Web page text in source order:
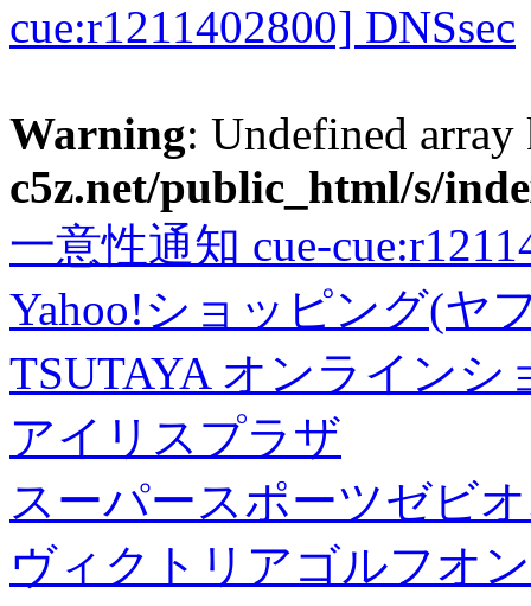
cue:r1211402800] DNSsec
Warning: Undefined
c5z.net/public_html/s/
一意性通知 cue-
Yahoo!ショッピング(ヤ
TSUTAYA オンラインシ
アイリスプラザ
スーパースポーツゼビ
ヴィクトリアゴルフオ